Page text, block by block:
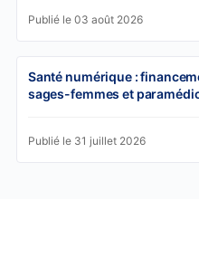
Publié le 03 août 2026
Santé numérique :
sages-femmes et
Publié le 31 juillet 2026